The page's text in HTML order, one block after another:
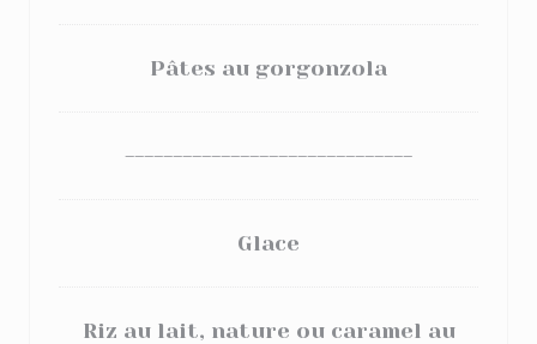
Pâtes au gorgonzola
------------------------------
Glace
Riz au lait, nature ou caramel au